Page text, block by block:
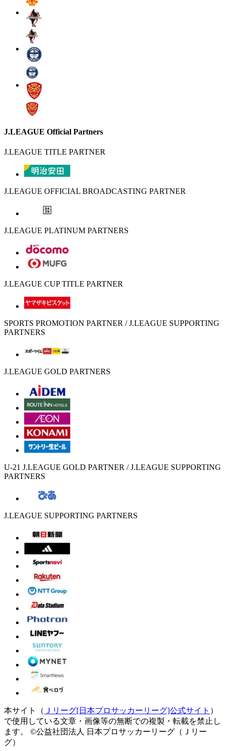
J.LEAGUE Official Partners
J.LEAGUE TITLE PARTNER
J.LEAGUE OFFICIAL BROADCASTING PARTNER
J.LEAGUE PLATINUM PARTNERS
J.LEAGUE CUP TITLE PARTNER
SPORTS PROMOTION PARTNER / J.LEAGUE SUPPORTING
PARTNERS
J.LEAGUE GOLD PARTNERS
U-21 J.LEAGUE GOLD PARTNER / J.LEAGUE SUPPORTING
PARTNERS
J.LEAGUE SUPPORTING PARTNERS
本サイト（ Ｊリーグ[日本プロサッカーリーグ]公式サイト ）
で使用している文章・画像等の無断での複製・転載を禁止し
ます。
©公益社団法人 日本プロサッカーリーグ（Ｊリー
グ）